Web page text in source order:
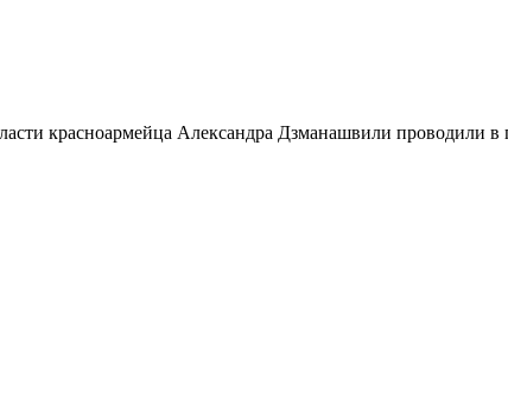
красноармейца Александра Дзманашвили проводили в